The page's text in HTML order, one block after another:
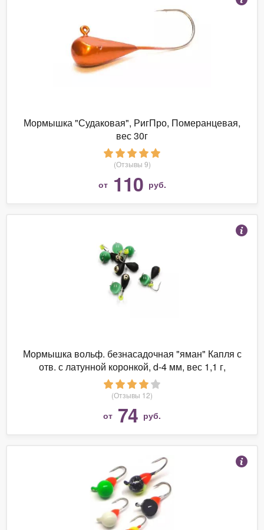
Мормышка "Судаковая", РигПро, Померанцевая,
вес 30г
(Отзывы 9)
от 110 руб.
Мормышка вольф. безнасадочная "яман" Капля с
отв. с латунной коронкой, d-4 мм, вес 1,1 г,
кошачий глаз, цв. зеленый
(Отзывы 12)
от 74 руб.